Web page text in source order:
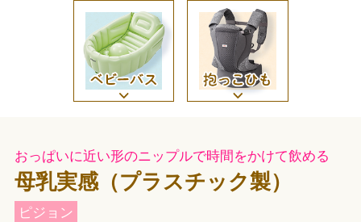
おっぱいに近い形のニップルで時間をかけて飲める
母乳実感（プラスチック製）
ピジョン